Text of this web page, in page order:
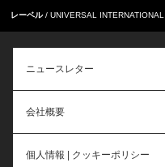
レーベル UNIVERSAL INTERNATIONAL
ニュースレター
会社概要
個人情報 | クッキーポリシー